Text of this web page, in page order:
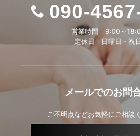
090-
営業時間 9:00～
定休日 日曜日・祝
メールでのお問
ご不明点などお気軽にご相談